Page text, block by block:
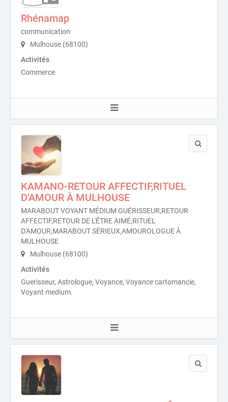
Rhénamap
communication
Mulhouse (68100)
Activités
Commerce.
KAMANO-RETOUR AFFECTIF,RITUEL
D'AMOUR À MULHOUSE
MARABOUT VOYANT MÉDIUM GUÉRISSEUR,RETOUR
AFFECTIF,RETOUR DE L'ÊTRE AIMÉ,RITUEL
D'AMOUR,MARABOUT SÉRIEUX,AMOUROLOGUE À
MULHOUSE
Mulhouse (68100)
Activités
Guerisseur, Astrologue, Voyance, Voyance cartomancie,
Voyant medium.